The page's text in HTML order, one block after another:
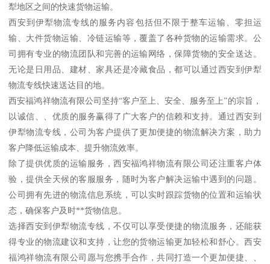
犁地区之间的快速货物运输。
西安到伊犁物流专线的服务内容包括但不限于整车运输、零担运
输、大件货物运输、冷链运输等，覆盖了各种货物的运输需求。公
司拥有专业的物流团队和完善的运输网络，保障货物的安全送达。
无论是日用品、建材、家具还是冷藏食品，都可以通过西安到伊犁
物流专线快速送达目的地。
西安福鸿祥物流有限公司坚持“客户至上、安全、服务至上”的宗旨，
以诚信、、优质的服务赢得了广大客户的信赖和支持。通过西安到
伊犁物流专线，公司为客户提供了更加便捷的物流解决方案，助力
客户降低运输成本、提升物流效率。
除了提供优质的运输服务，西安福鸿祥物流有限公司还注重客户体
验，提供全天候的客服服务，随时为客户解决运输中遇到的问题。
公司拥有先进的物流信息系统，可以实时跟踪货物的位置和运输状
态，确保客户及时**货物信息。
选择西安到伊犁物流专线，不仅可以享受便捷的物流服务，还能获
得专业的物流建议和支持，让您的货物运输更加轻松和舒心。西安
福鸿祥物流有限公司愿与您携手合作，共同打造一个更加便捷、、